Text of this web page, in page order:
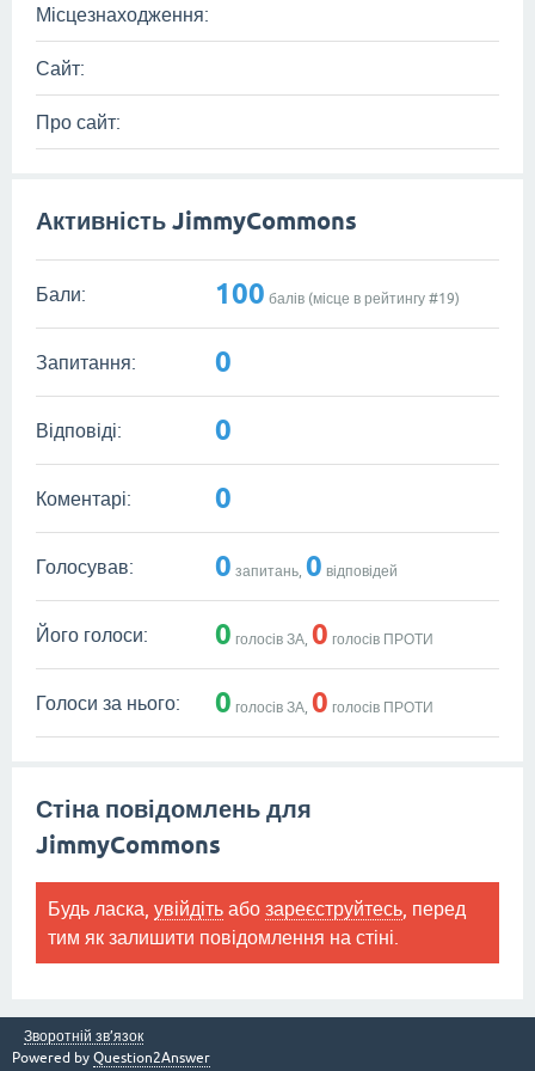
Місцезнаходження:
Сайт:
Про сайт:
Активність JimmyCommons
Бали: 100 балів (місце в рейтингу #19)
Запитання: 0
Відповіді: 0
Коментарі: 0
Голосував: 0 запитань, 0 відповідей
Його голоси: 0 голосів ЗА, 0 голосів ПРОТИ
Голоси за нього: 0 голосів ЗА, 0 голосів ПРОТИ
Стіна повідомлень для
JimmyCommons
Будь ласка, увійдіть або зареєструйтесь , перед
тим як залишити повідомлення на стіні.
Зворотній зв’язок
Powered by Question2Answer